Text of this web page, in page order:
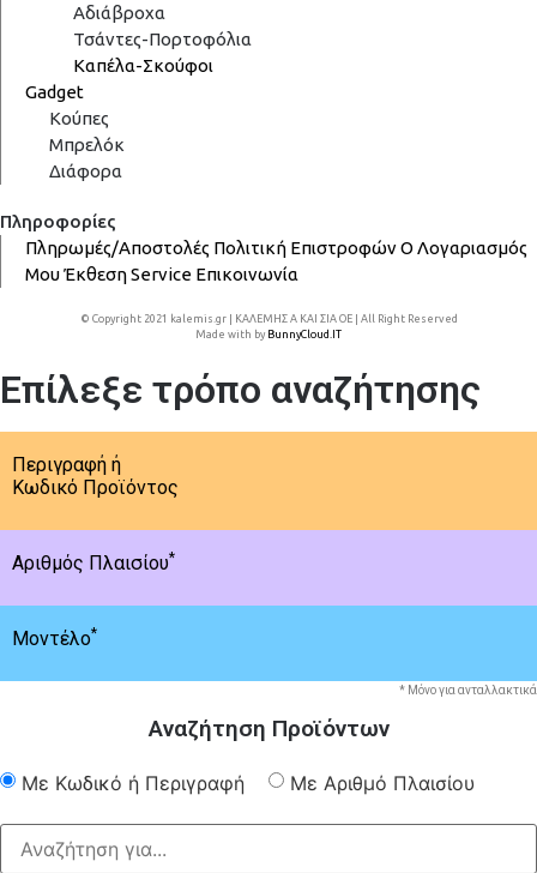
Αδιάβροχα
Τσάντες-Πορτοφόλια
Καπέλα-Σκούφοι
Gadget
Κούπες
Μπρελόκ
Διάφορα
Πληροφορίες
Πληρωμές/Αποστολές Πολιτική ΕπιστροφώνΟ Λογαριασμός
ΜουΈκθεσηService Επικοινωνία
© Copyright 2021 kalemis.gr | ΚΑΛΕΜΗΣ Α ΚΑΙ ΣΙΑ ΟΕ | All Right Reserved
Made with by BunnyCloud.IT
Επίλεξε τρόπο αναζήτησης
Περιγραφή ή
Κωδικό Προϊόντος
Αριθμός Πλαισίου*
Μοντέλο*
* Μόνο για ανταλλακτικά
Αναζήτηση Προϊόντων
Με Κωδικό ή Περιγραφή Με Αριθμό Πλαισίου